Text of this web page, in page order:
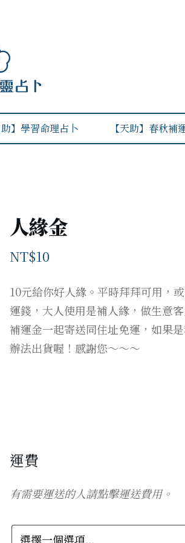
助】學習命理占卜 【天助】春秋補
人緣金
NT$10
10元給你好人緣。平時拜拜可用，
運錢，大人使用是補人緣，做生意
補運金一起寄送同住址免運，如果
辦法出貨喔！感謝您～～～
運費
有需要運送的人請點擊運送費用。